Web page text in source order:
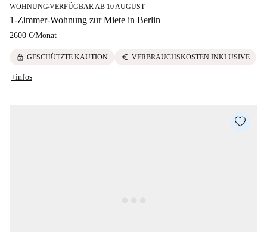
WOHNUNG■VERFÜGBAR AB 10 AUGUST
1-Zimmer-Wohnung zur Miete in Berlin
2600 €/Monat
lock GESCHÜTZTE KAUTION euro VERBRAUCHSKOSTEN INKLUSIVE
+infos